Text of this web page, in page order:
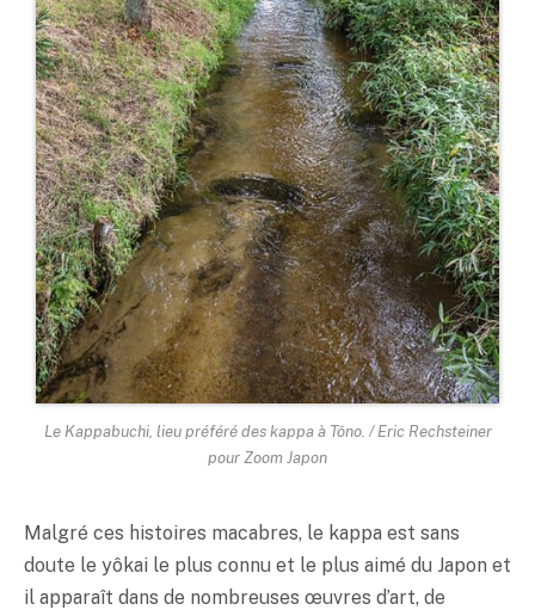
Le Kappabuchi, lieu préféré des kappa à Tôno. / Eric Rechsteiner
pour Zoom Japon
Malgré ces histoires macabres, le kappa est sans
doute le yôkai le plus connu et le plus aimé du Japon et
il apparaît dans de nombreuses œuvres d’art, de